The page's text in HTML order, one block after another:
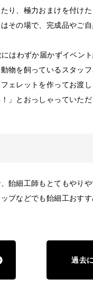
り、極力おまけを付け
その場で、完成品やご
はわずか届かずイベン
物を飼っているスタッ
ェレットを作ってお渡
」とおっしゃっていただ
飴細工師もとてもやり
プなどでも飴細工おす
過去